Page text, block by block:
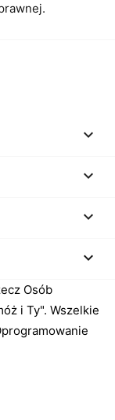



keyboard_arrow_down
Osób
i Ty". Wszelkie